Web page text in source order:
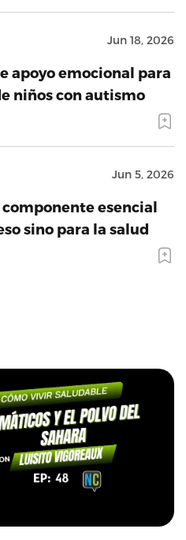
Jun 18, 2026
apoyo emocional para
niños con autismo
Jun 5, 2026
esencial
sino para la salud